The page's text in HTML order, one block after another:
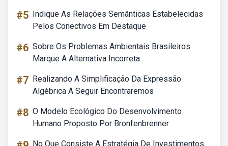
#5 Indique As Relações Semânticas Estabelecidas
Pelos Conectivos Em Destaque
#6 Sobre Os Problemas Ambientais Brasileiros
Marque A Alternativa Incorreta
#7 Realizando A Simplificação Da Expressão
Algébrica A Seguir Encontraremos
#8 O Modelo Ecológico Do Desenvolvimento
Humano Proposto Por Bronfenbrenner
No Que Consiste A Estratégia De Investimentos